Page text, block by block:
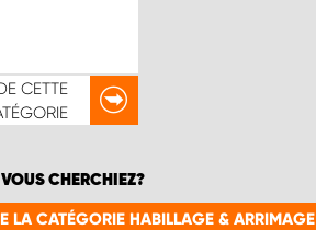
CETTE
CHERCHIEZ?
LA CATÉGORIE HABILLAGE & ARRIMAGE